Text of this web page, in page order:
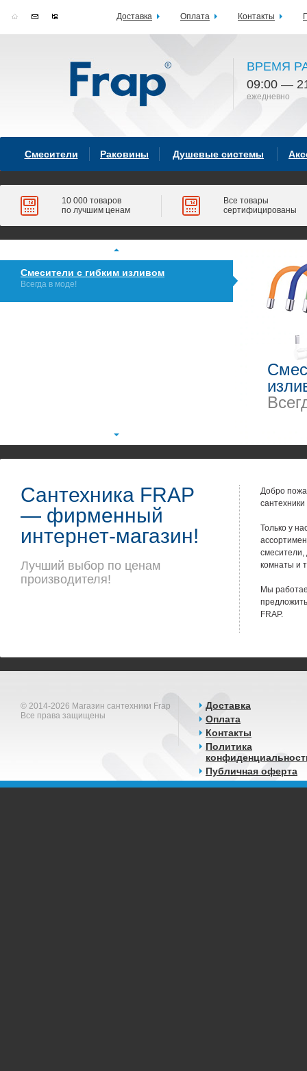
ВРЕМЯ
09:00 —
ежедневно
Смесители Раковины Душевые системы
10 000 товаров
по лучшим ценам
Все товары
сертифицированы
Смесители с гибким изливом
Всегда в моде!
Сантехника FRAP
— фирменный
интернет-магазин!
Лучший выбор по ценам
производителя!
Добро
сантехники
Только у
комнаты и
Мы
FRAP.
© 2014-2026 Магазин сантехники Frap
Все права защищены
Доставка
Оплата
Контакты
Политика
Публичная оферта
Доставка Оплата Контакты